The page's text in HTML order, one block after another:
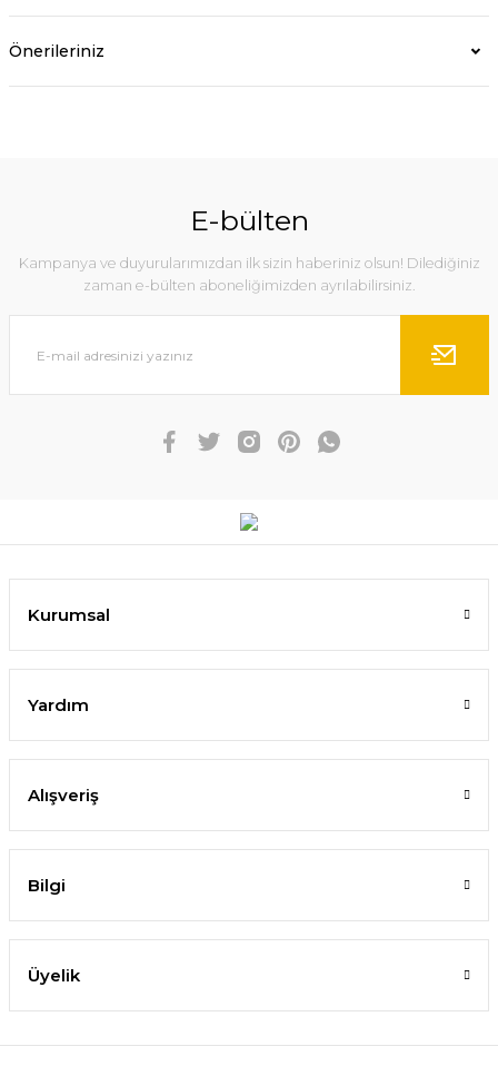
Önerileriniz
E-bülten
Kampanya ve duyurularımızdan ilk sizin haberiniz olsun! Dilediğiniz
zaman e-bülten aboneliğimizden ayrılabilirsiniz.
Kurumsal
Yardım
Alışveriş
Bilgi
Üyelik